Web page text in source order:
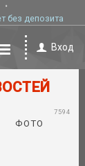
без депозита
Вход
ФОТО
7594